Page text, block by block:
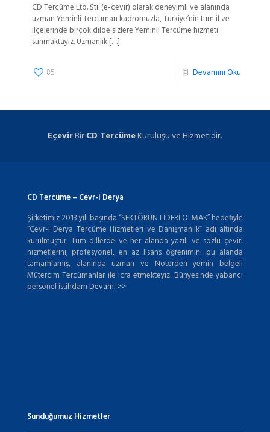
CD Tercüme Ltd. Şti. (e-cevir) olarak deneyimli ve alanında
uzman Yeminli Tercüman kadromuzla, Türkiye’nin tüm il ve
ilçelerinde birçok dilde sizlere Yeminli Tercüme hizmeti
sunmaktayız. Uzmanlık[…]
85 Devamını Oku
EçevirBirCD TercümeKuruluşu ve Hizmetidir.
CD Tercüme – Cevr-i Derya
Şirketimiz 2013 yılı başında “SEKTÖRÜN LİDERİ OLMAK” hedefiyle
“Çevr-i Derya Tercüme Hizmetleri ve Danışmanlık” adı altında
kurulmuştur. Tüm dillerde ve her alanda yazılı ve sözlü çeviri
hizmetlerini; profesyonel, en az lisans öğrenimini bu alanda
tamamlamış, alanında uzman ve Noterden yemin belgeli
Mütercim Tercümanlar ile icra etmekteyiz. Bünyesinde yabancı
personel istihdamDevamı >>
Sunduğumuz Hizmetler